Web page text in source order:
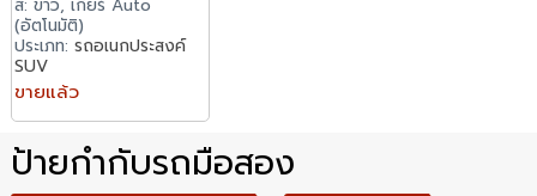
สี: ขาว, เกียร์ Auto
(อัตโนมัติ)
ประเภท:รถอเนกประสงค์
SUV
ขายแล้ว
ป้ายกำกับรถมือสอง